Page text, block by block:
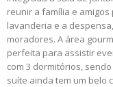
reunir a família e
lavanderia e a
moradores. A área
perfeita para assistir
com 3 dormitórios,
suíte ainda tem um belo